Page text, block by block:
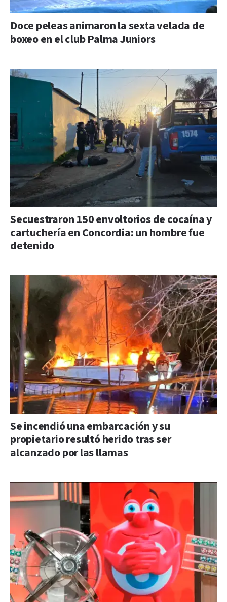
Doce peleas animaron la sexta velada de
boxeo en el club Palma Juniors
Secuestraron 150 envoltorios de cocaína y
cartuchería en Concordia: un hombre fue
detenido
Se incendió una embarcación y su
propietario resultó herido tras ser
alcanzado por las llamas